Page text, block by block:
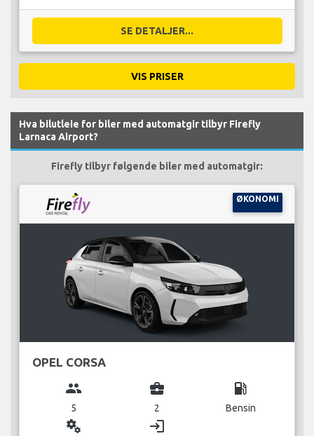
SE DETALJER...
VIS PRISER
Hva bilutleie for biler med automatgir tilbyr Firefly
Larnaca Airport?
Firefly tilbyr følgende biler med automatgir:
ØKONOMI
OPEL CORSA
group
5
business_center
2
local_gas_station
Bensin
miscellaneous_services login